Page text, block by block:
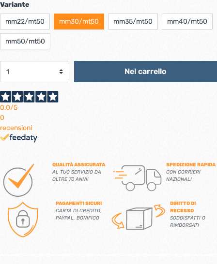
Variante
mm22/mt50 mm30/mt50 mm35/mt50 mm40/mt50
mm50/mt50
Nel carrello
0,0/5
0
recensioni
QUALITÀ ASSICURATA
AL TUO SERVIZIO DA
OLTRE 70 ANNI!
SPEDIZIONE RAPIDA
CON CORRIERI
NAZIONALI
PAGAMENTI SICURI
CARTA DI CREDITO,
PAYPAL, BONIFICO
DIRITTO DI
RECESSO
SODDISFATTI O
RIMBORSATI